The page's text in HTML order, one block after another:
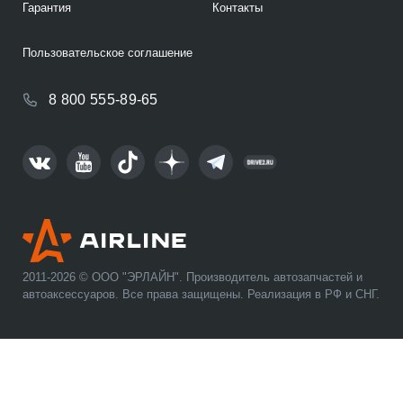
2011-2026 © ООО "ЭРЛАЙН". Производитель автозапчастей и
автоаксессуаров. Все права защищены. Реализация в РФ и СНГ.
Гарантия Контакты
8 800 555-89-65
Пользовательское соглашение